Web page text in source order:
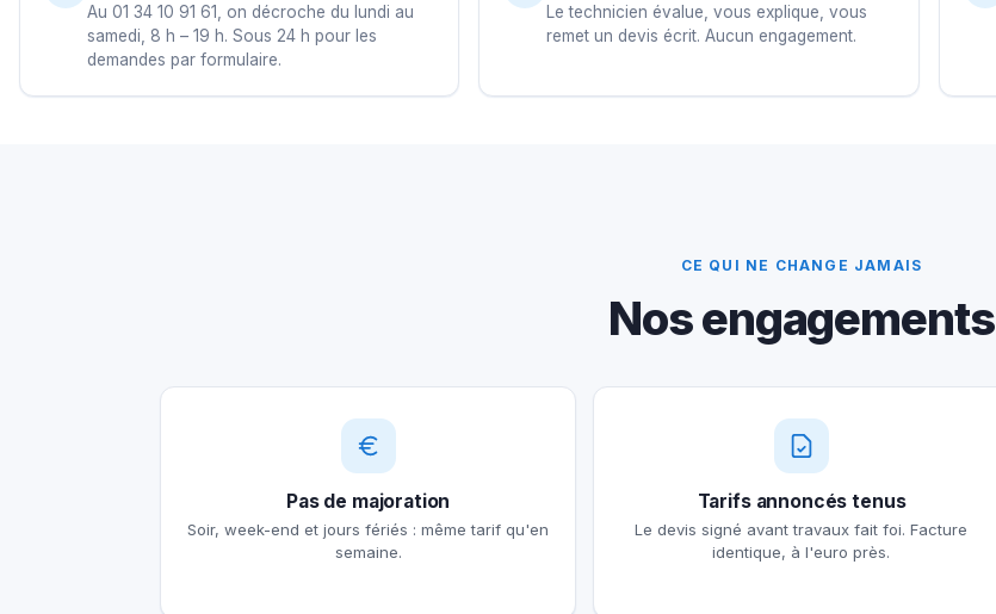
Au 01 34 10 91 61, on décroche du lundi au
samedi, 8 h – 19 h. Sous 24 h pour les
demandes par formulaire.
Le technicien évalue, vous explique, vous
remet un devis écrit. Aucun engagement.
CE QUI NE CHANGE JAMAIS
Nos engagements
Pas de majoration
Soir, week-end et jours fériés : même tarif qu'en
semaine.
Tarifs annoncés tenus
Le devis signé avant travaux fait foi. Facture
identique, à l'euro près.